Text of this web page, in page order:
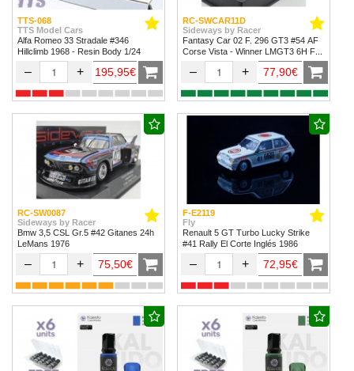
TTS-068
TTS Model Cars
Alfa Romeo 33 Stradale #346
Hillclimb 1968 - Resin Body 1/24
– + 195,95€
RC-SWCAR11D
Sideways by Racer
Fantasy Car 02 F. 296 GT3 #54 AF
Corse Vista - Winner LMGT3 6H Fuji
– + 77,90€
RC-SW0087
Sideways by Racer
Bmw 3,5 CSL Gr.5 #42 Gitanes 24h
LeMans 1976
– + 75,50€
F-E2119
Fly
Renault 5 GT Turbo Lucky Strike
#41 Rally El Corte Inglés 1986
– + 72,95€